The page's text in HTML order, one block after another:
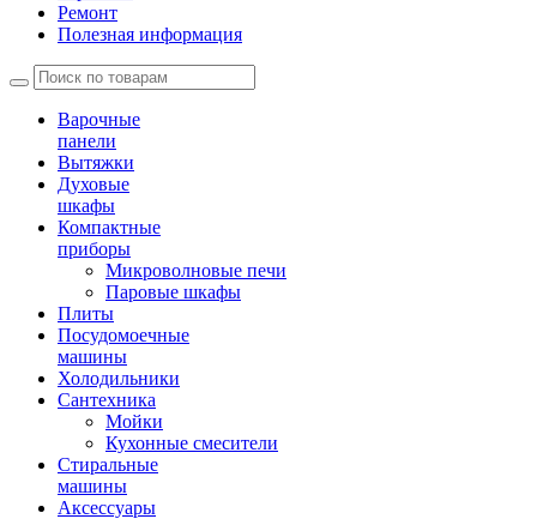
Ремонт
Полезная информация
Варочные
панели
Вытяжки
Духовые
шкафы
Компактные
приборы
Микроволновые печи
Паровые шкафы
Плиты
Посудомоечные
машины
Холодильники
Сантехника
Мойки
Кухонные смесители
Стиральные
машины
Аксессуары